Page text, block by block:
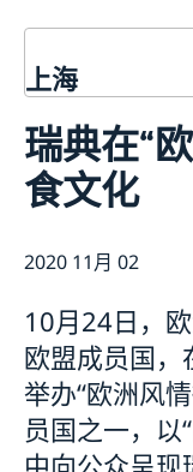
上海
签证和居留许可
签证申请
长期逗留（90 天或
申请居留许可
生物识别和护照检查
瑞典护照
新闻
数据保护政策
联系方式和办公时
瑞典在“
食文化
2020 11月 02
10月24日，
欧盟成员国，
举办“欧洲风
员国之一，以
中向公众呈现